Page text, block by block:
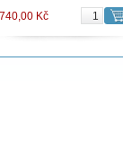
740,00 Kč